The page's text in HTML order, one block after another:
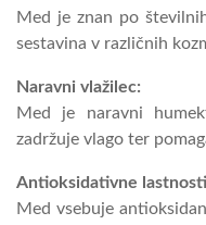
Med je znan po
sestavina v različnih
Naravni vlažilec:
Med je naravni
zadržuje vlago ter
Antioksidativne
Med vsebuje